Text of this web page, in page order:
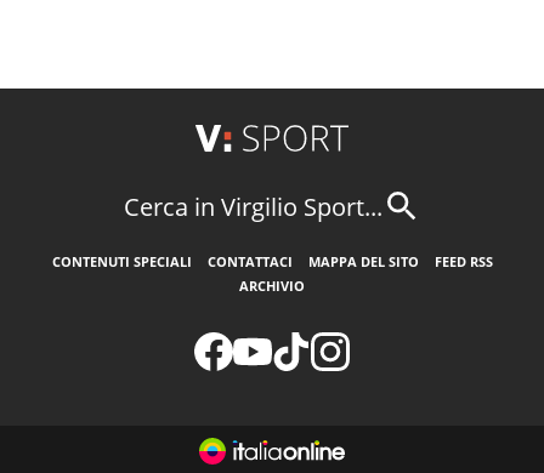
Cerca in Virgilio Sport...
CONTENUTI SPECIALI CONTATTACI MAPPA DEL SITO
FEED RSS
ARCHIVIO